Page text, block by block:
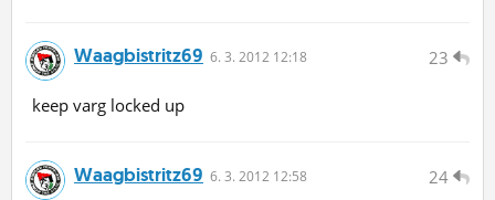
23
Waagbistritz69 6. 3. 2012 12:18
keep varg locked up
24
Waagbistritz69 6. 3. 2012 12:58